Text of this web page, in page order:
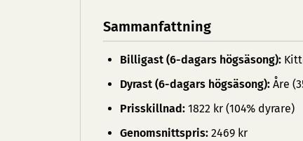
Sammanfattning
Billigast (6-dagars högsäsong):
Dyrast (6-dagars högsäsong): Åre
Prisskillnad: 1822 kr (104% dyrare)
Genomsnittspris: 2469 kr